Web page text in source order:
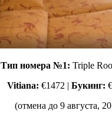
Тип номера №1: Triple
Vitiana: €1472 | Букинг:
(отмена до 9 августа,